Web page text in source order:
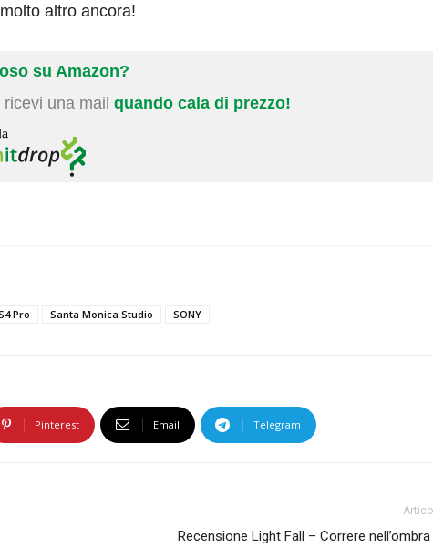
altro ancora!
su Amazon?
una mail quando cala di prezzo!
Pro Santa Monica Studio SONY
Pinterest Email Telegram
Recensione Light Fall – Correre